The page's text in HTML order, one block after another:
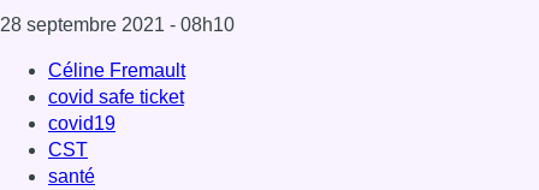
28 septembre 2021 - 08h10
Céline Fremault
covid safe ticket
covid19
CST
santé